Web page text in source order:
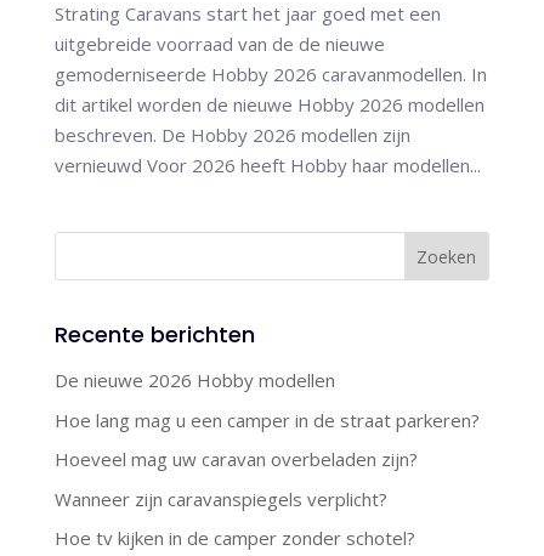
Strating Caravans start het jaar goed met een
uitgebreide voorraad van de de nieuwe
gemoderniseerde Hobby 2026 caravanmodellen. In
dit artikel worden de nieuwe Hobby 2026 modellen
beschreven. De Hobby 2026 modellen zijn
vernieuwd Voor 2026 heeft Hobby haar modellen...
Recente berichten
De nieuwe 2026 Hobby modellen
Hoe lang mag u een camper in de straat parkeren?
Hoeveel mag uw caravan overbeladen zijn?
Wanneer zijn caravanspiegels verplicht?
Hoe tv kijken in de camper zonder schotel?